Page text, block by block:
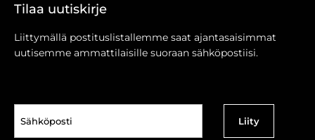
Tilaa uutiskirje
Liittymällä postituslistallemme saat ajantasaisimmat
uutisemme ammattilaisille suoraan sähköpostiisi.
(Pakollinen)